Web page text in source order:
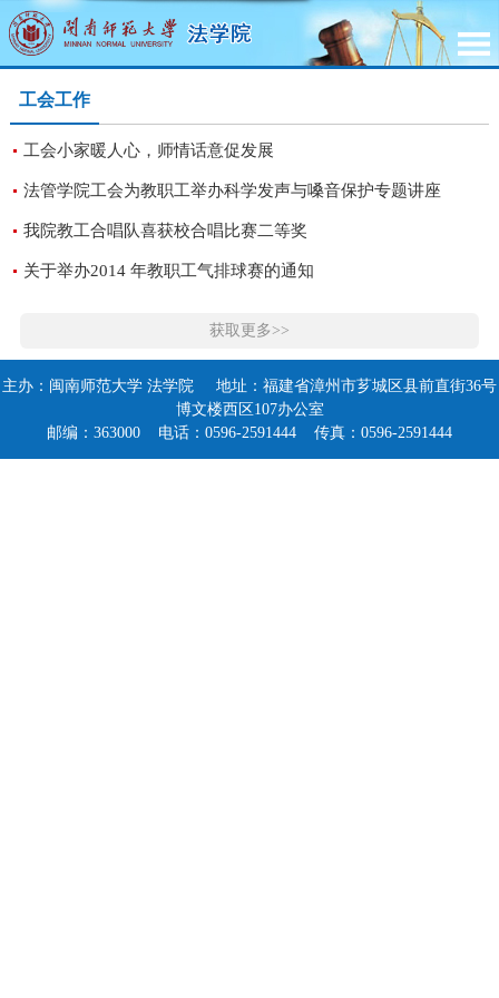
工会工作
工会小家暖人心，师情话意促发展
法管学院工会为教职工举办科学发声与嗓音保护专题讲座
我院教工合唱队喜获校合唱比赛二等奖
关于举办2014 年教职工气排球赛的通知
获取更多>>
主办：闽南师范大学 法学院 地址：福建省漳州市芗城区县前直街36号
博文楼西区107办公室
邮编：363000 电话：0596-2591444 传真：0596-2591444